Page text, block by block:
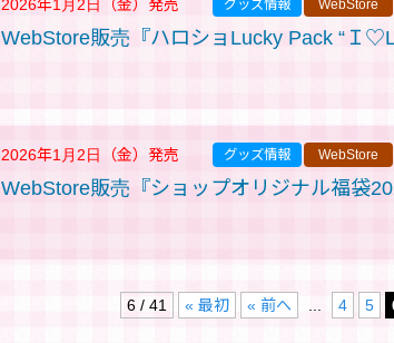
2026年1月2日（金） 発売
WebStore販売『ハロショLucky Pack “Ｉ
グッズ情報 WebStore
2026年1月2日（金） 発売
WebStore販売『ショップオリジナル福袋
グッズ情報 WebStore
6 / 41 « 最初 « 前へ ... 4 5